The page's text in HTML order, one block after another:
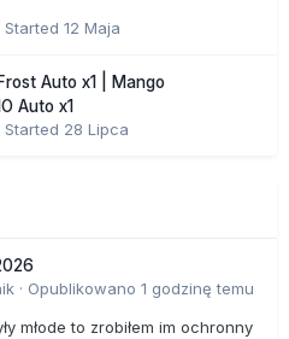
Started 12 Maja
Auto x1 | Mango
Auto x1
Started 28 Lipca
· Opublikowano 1 godzinę temu
młode to zrobiłem im ochronny